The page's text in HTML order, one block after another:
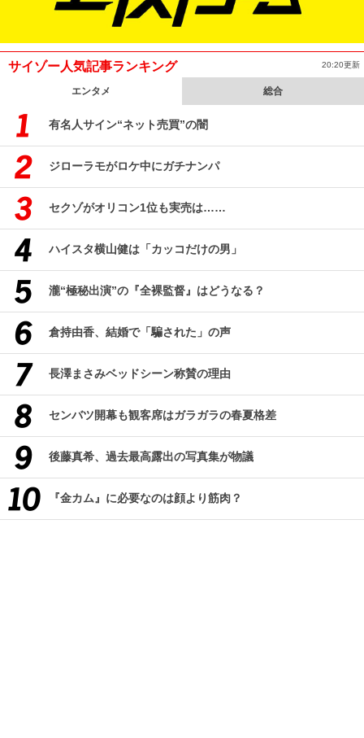
サイゾー人気記事ランキング 20:20更新
エンタメ 総合
有名人サイン“ネット売買”の闇
ジローラモがロケ中にガチナンパ
セクゾがオリコン1位も実売は……
ハイスタ横山健は「カッコだけの男」
瀧“極秘出演”の『全裸監督』はどうなる？
倉持由香、結婚で「騙された」の声
長澤まさみベッドシーン称賛の理由
センバツ開幕も観客席はガラガラの春夏格差
後藤真希、過去最高露出の写真集が物議
『金カム』に必要なのは顔より筋肉？